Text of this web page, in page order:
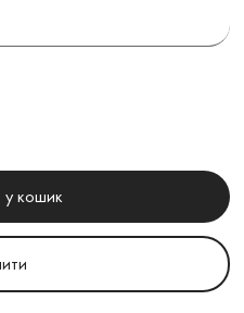
кошик